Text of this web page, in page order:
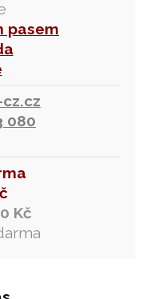
pasem
080
Kč